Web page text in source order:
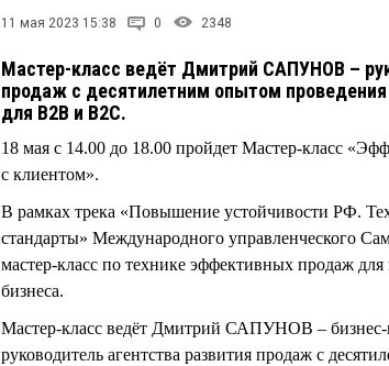
11 мая 2023 15:38 0 2348
Мастер-класс ведёт Дмитрий САПУНОВ –
продаж с десятилетним опытом
для B2B и B2C.
18 мая с 14.00 до 18.00 пройдет Мастер-класс
с клиентом».
В рамках трека «Повышение устойчивости РФ.
стандарты» Международного управленческого
мастер-класс по технике эффективных продаж для
бизнеса.
Мастер-класс ведёт Дмитрий САПУНОВ –
руководитель агентства развития продаж с